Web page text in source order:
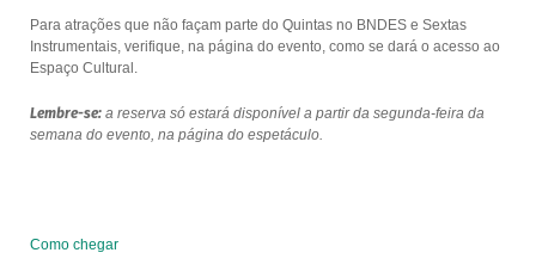
Para atrações que não façam parte do Quintas no BNDES e Sextas
Instrumentais, verifique, na página do evento, como se dará o acesso ao
Espaço Cultural.
Lembre-se:a reserva só estará disponível a partir da segunda-feira da
semana do evento, na página do espetáculo.
Como chegar